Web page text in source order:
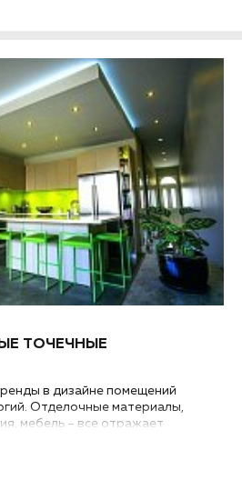
ТОЧЕЧНЫЕ
в дизайне помещений
Отделочные материалы,
мебель – все отражает
и использовании.